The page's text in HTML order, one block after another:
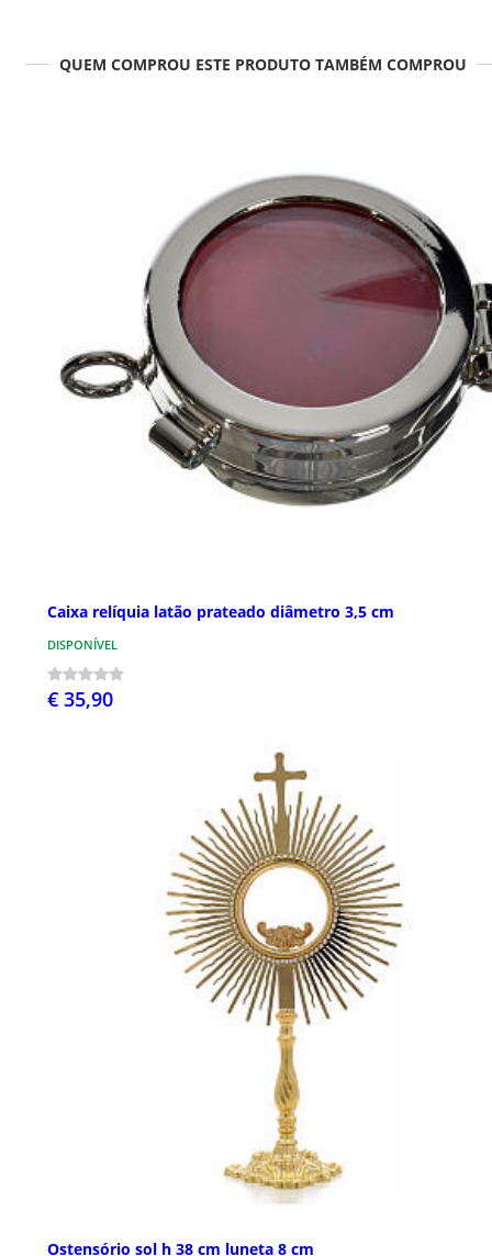
QUEM COMPROU ESTE PRODUTO TAMBÉM COMPROU
Caixa relíquia latão prateado diâmetro 3,5 cm
DISPONÍVEL
€ 35,90
Ostensório sol h 38 cm luneta 8 cm